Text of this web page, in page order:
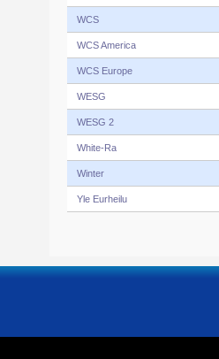
WCS
WCS America
WCS Europe
WESG
WESG 2
White-Ra
Winter
Yle Eurheilu